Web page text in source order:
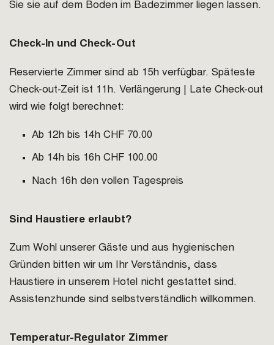
Sie sie auf dem Boden im Badezimmer liegen lassen.
Check-In und Check-Out
Reservierte Zimmer sind ab 15h verfügbar. Späteste
Check-out-Zeit ist 11h. Verlängerung | Late Check-out
wird wie folgt berechnet:
Ab 12h bis 14h CHF 70.00
Ab 14h bis 16h CHF 100.00
Nach 16h den vollen Tagespreis
Sind Haustiere erlaubt?
Zum Wohl unserer Gäste und aus hygienischen
Gründen bitten wir um Ihr Verständnis, dass
Haustiere in unserem Hotel nicht gestattet sind.
Assistenzhunde sind selbstverständlich willkommen.
Temperatur-Regulator Zimmer